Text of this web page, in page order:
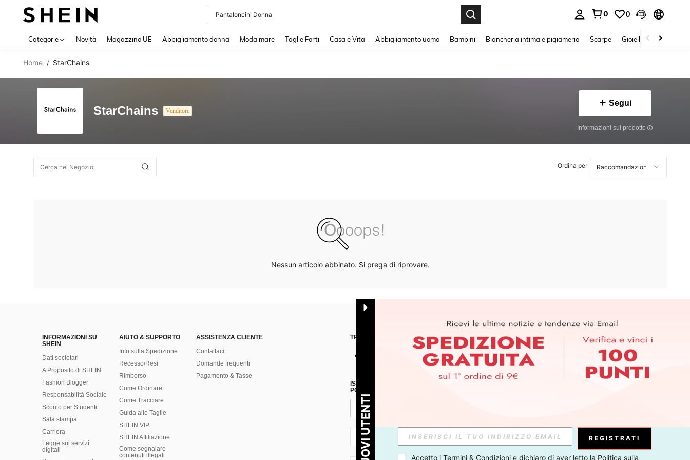
Pantaloncini Donna
0 0
Categorie Novità Magazzino UE Abbigliamento donna Moda mare Taglie Forti Casa e Vita Abbigliamento uomo Bambini Biancheria intima e pigiameria Scarpe Gioielli E Accessori
Home / StarChains
StarChains Venditore
Segui
Informazioni sul prodotto
Ordina per
Nessun articolo abbinato. Si prega di riprovare.
INFORMAZIONI SU
SHEIN
Dati societari
A Proposito di SHEIN
Fashion Blogger
Responsabilità Sociale
Sconto per Studenti
Sala stampa
Carriera
Legge sui servizi
digitali
AIUTO & SUPPORTO
Info sulla Spedizione
Recesso/Resi
Rimborso
Come Ordinare
Come Tracciare
Guida alle Taglie
SHEIN VIP
SHEIN Affiliazione
Come segnalare
contenuti illegali
ASSISTENZA CLIENTE
Contattaci
Domande frequenti
Pagamento & Tasse
TROVACI SU APP
ISCRIVITI ALLA NOSTRA NEWSLETTER PER SCOPRIRE LE ULTIME TENDENZE IN ANTEPRIMA! (È
POSSIBILE ANNULLARE LA SOTTOSCRIZIONE IN QUALSIASI MOMENTO).
IT + 39 Abbonati
REGISTRATI
Accetto i Termini & Condizioni e dichiaro di aver letto la Politica sulla